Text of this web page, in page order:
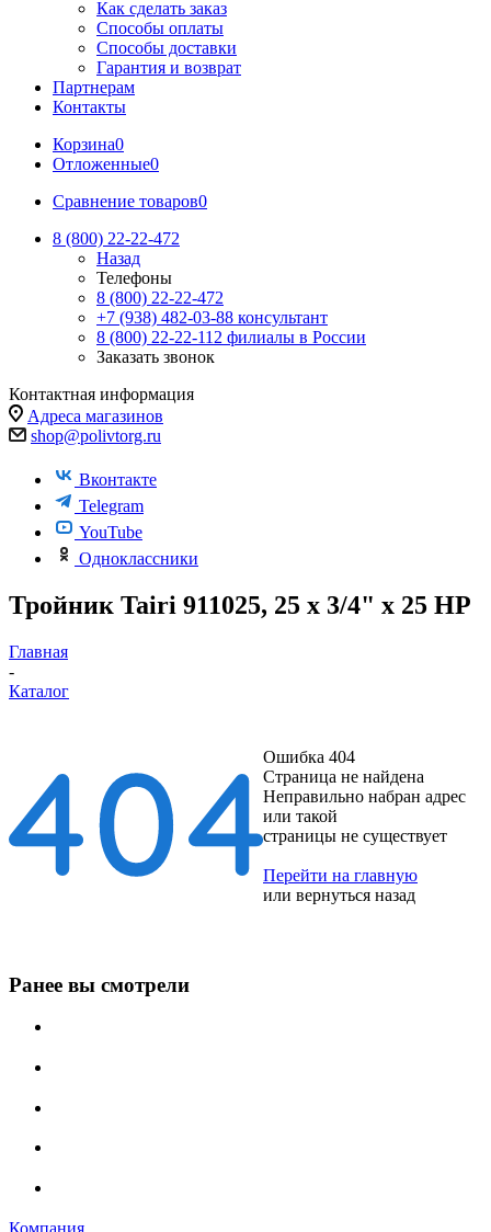
Как сделать заказ
Способы оплаты
Способы доставки
Гарантия и возврат
Партнерам
Контакты
Корзина0
Отложенные0
Сравнение товаров0
8 (800) 22-22-472
Назад
Телефоны
8 (800) 22-22-472
+7 (938) 482-03-88 консультант
8 (800) 22-22-112 филиалы в России
Заказать звонок
Контактная информация
Адреса магазинов
shop@polivtorg.ru
Вконтакте
Telegram
YouTube
Одноклассники
Тройник Tairi 911025, 25 х 3/4" х 25 НР
Главная
-
Каталог
Ошибка 404
Страница не найдена
Неправильно набран адрес
или такой
страницы не существует
Перейти на главную
или вернуться назад
Ранее вы смотрели
Компания